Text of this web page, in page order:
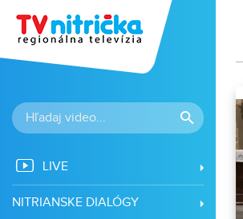
LIVE
NITRIANSKE DIALÓGY